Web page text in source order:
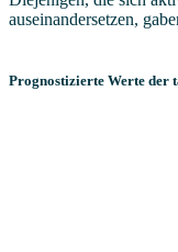
auseinandersetzen,
Prognostizierte Werte der